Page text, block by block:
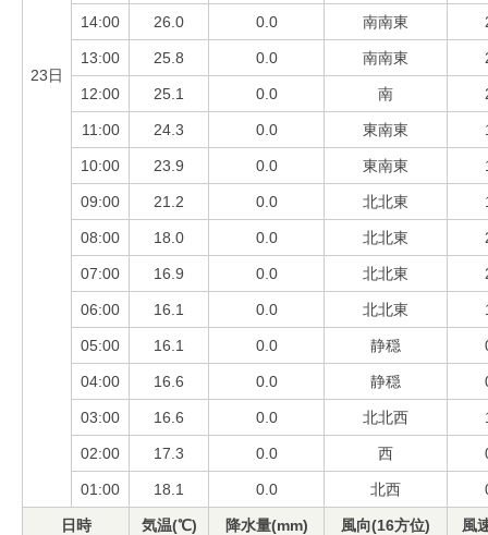
23日
14:00 26.0 0.0 南南東
13:00 25.8 0.0 南南東
12:00 25.1 0.0 南
11:00 24.3 0.0 東南東
10:00 23.9 0.0 東南東
09:00 21.2 0.0 北北東
08:00 18.0 0.0 北北東
07:00 16.9 0.0 北北東
06:00 16.1 0.0 北北東
05:00 16.1 0.0 静穏
04:00 16.6 0.0 静穏
03:00 16.6 0.0 北北西
02:00 17.3 0.0 西
01:00 18.1 0.0 北西
日時 気温(℃) 降水量(mm) 風向(16方位) 風